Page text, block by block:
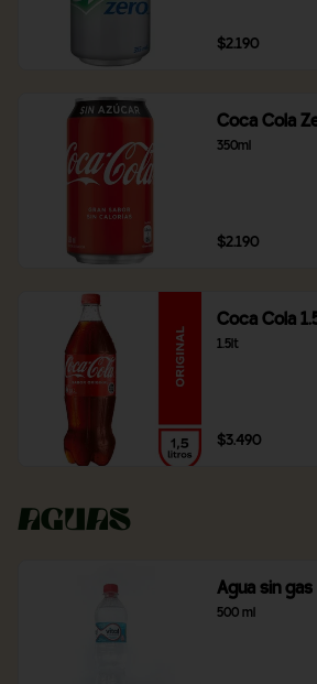
$2.190
Coca Cola
350ml
$2.190
Coca Cola
1.5lt
$3.490
Aguas
Agua sin gas
500 ml